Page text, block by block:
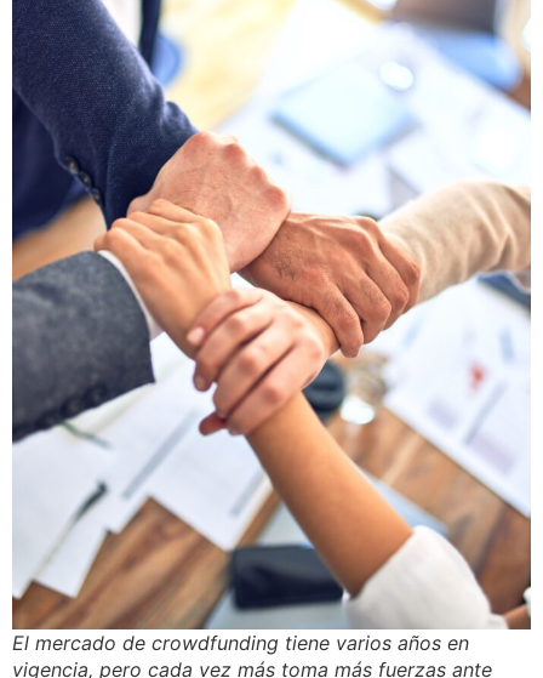
El mercado de crowdfunding tiene varios años en
vigencia, pero cada vez más toma más fuerzas ante